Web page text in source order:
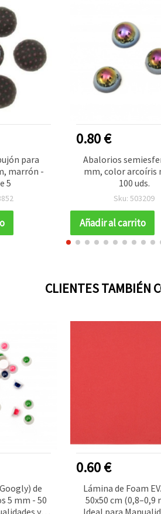
para
marrón -
5
0.80 €
Abalorios
mm, color arcoíris
100 uds.
Sku: 503209
Añadir al carrito
CLIENTES TAMBIÉN
de
5 mm - 50
y
0.60 €
Lámina de Foam
50x50 cm (0,8–0,9
Ideal para